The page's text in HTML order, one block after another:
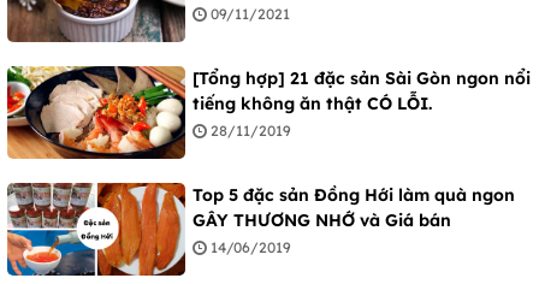
09/11/2021
[Tổng hợp] 21 đặc sản Sài Gòn ngon nổi
tiếng không ăn thật CÓ LỖI.
28/11/2019
Top 5 đặc sản Đồng Hới làm quà ngon
GÂY THƯƠNG NHỚ và Giá bán
14/06/2019